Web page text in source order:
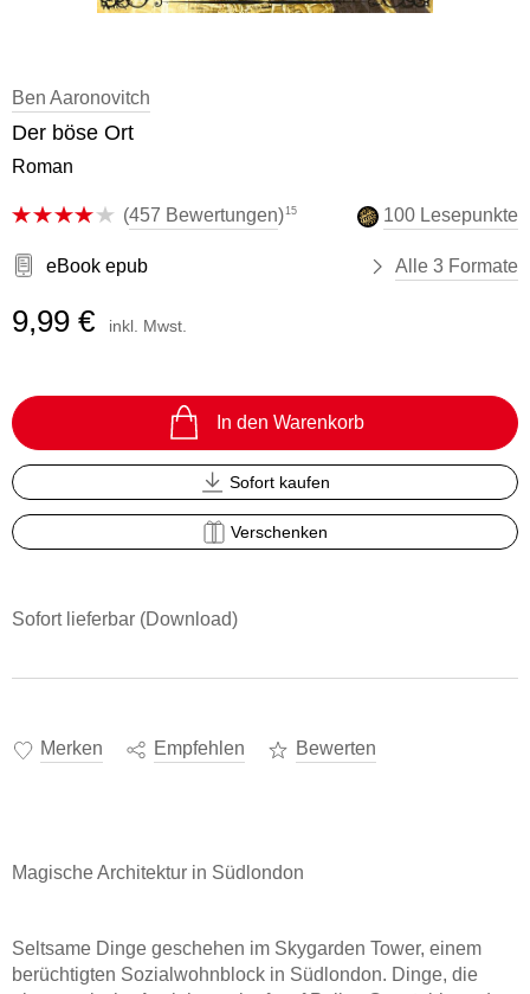
Ben Aaronovitch
Der böse Ort
Roman
(457 Bewertungen)15 100 Lesepunkte
eBook epub Alle 3 Formate
9,99 € inkl. Mwst.
In den Warenkorb
Sofort kaufen
Verschenken
Sofort lieferbar (Download)
Merken Empfehlen Bewerten
Magische Architektur in Südlondon
Seltsame Dinge geschehen im Skygarden Tower, einem
berüchtigten Sozialwohnblock in Südlondon. Dinge, die